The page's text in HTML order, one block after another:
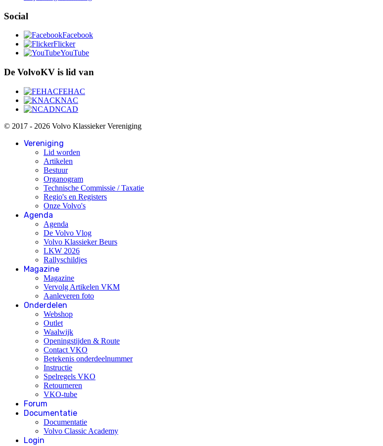
Social
Facebook
Flicker
YouTube
De VolvoKV is lid van
FEHAC
KNAC
NCAD
© 2017 - 2026 Volvo Klassieker Vereniging
Vereniging
Lid worden
Artikelen
Bestuur
Organogram
Technische Commissie / Taxatie
Regio's en Registers
Onze Volvo's
Agenda
Agenda
De Volvo Vlog
Volvo Klassieker Beurs
LKW 2026
Rallyschildjes
Magazine
Magazine
Vervolg Artikelen VKM
Aanleveren foto
Onderdelen
Webshop
Outlet
Waalwijk
Openingstijden & Route
Contact VKO
Betekenis onderdeelnummer
Instructie
Spelregels VKO
Retourneren
VKO-tube
Forum
Documentatie
Documentatie
Volvo Classic Academy
Login